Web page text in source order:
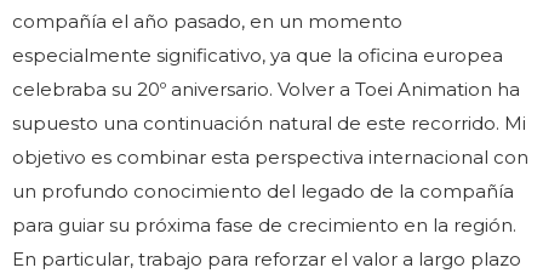
compañía el año pasado, en un momento
especialmente significativo, ya que la oficina europea
celebraba su 20º aniversario. Volver a Toei Animation ha
supuesto una continuación natural de este recorrido. Mi
objetivo es combinar esta perspectiva internacional con
un profundo conocimiento del legado de la compañía
para guiar su próxima fase de crecimiento en la región.
En particular, trabajo para reforzar el valor a largo plazo